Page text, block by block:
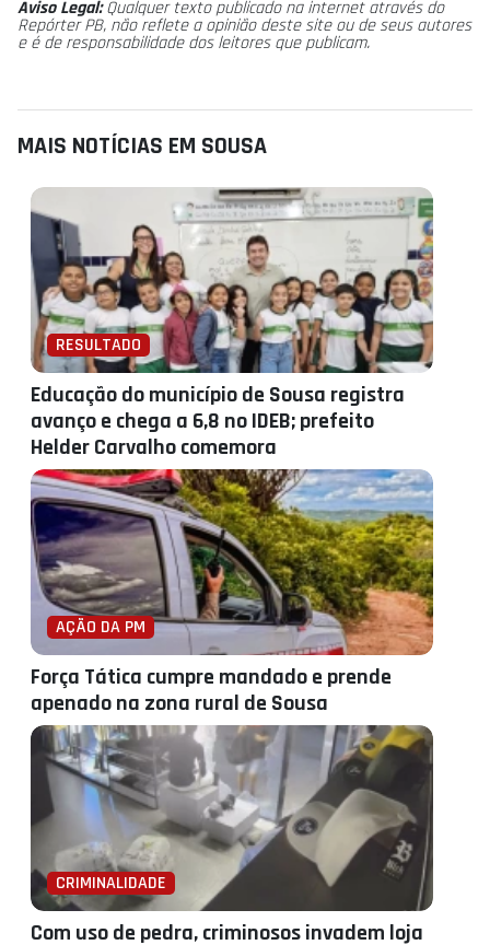
Aviso Legal:Qualquer texto publicado na internet através do
Repórter PB, não reflete a opinião deste site ou de seus autores
e é de responsabilidade dos leitores que publicam.
MAIS NOTÍCIAS EM SOUSA
RESULTADO
Educação do município de Sousa registra
avanço e chega a 6,8 no IDEB; prefeito
Helder Carvalho comemora
AÇÃO DA PM
Força Tática cumpre mandado e prende
apenado na zona rural de Sousa
CRIMINALIDADE
Com uso de pedra, criminosos invadem loja